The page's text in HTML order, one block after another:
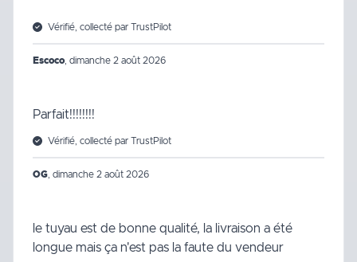
Vérifié, collecté par TrustPilot
Escoco, dimanche 2 août 2026
Parfait!!!!!!!!
Vérifié, collecté par TrustPilot
OG dimanche 2 août 2026
le tuyau est de bonne qualité, la livraison a été
longue mais ça n'est pas la faute du vendeur